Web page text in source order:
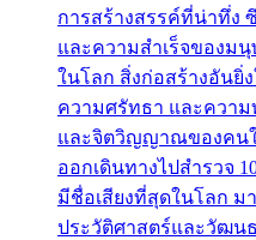
การสร้างสรรค์ที่น่าทึ่ง
และความสำเร็จของ
ในโลก สิ่งก่อสร้างอันยิ่
ความศรัทธา และควา
และจิตวิญญาณของคนใ
ออกเดินทางไปสำรวจ
มีชื่อเสียงที่สุดในโลก
ประวัติศาสตร์และวัฒน